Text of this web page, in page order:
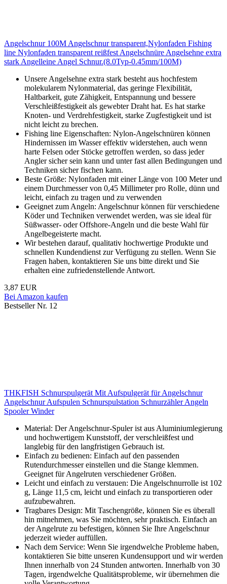
Angelschnur 100M Angelschnur transparent,Nylonfaden Fishing
line Nylonfaden transparent reißfest Angelschnüre Angelsehne extra
stark Angelleine Angel Schnur.(8.0Typ-0.45mm/100M)
Unsere Angelsehne extra stark besteht aus hochfestem
molekularem Nylonmaterial, das geringe Flexibilität,
Haltbarkeit, gute Zähigkeit, Entspannung und bessere
Verschleißfestigkeit als gewebter Draht hat. Es hat starke
Knoten- und Verdrehfestigkeit, starke Zugfestigkeit und ist
nicht leicht zu brechen.
Fishing line Eigenschaften: Nylon-Angelschnüren können
Hindernissen im Wasser effektiv widerstehen, auch wenn
harte Felsen oder Stöcke getroffen werden, so dass jeder
Angler sicher sein kann und unter fast allen Bedingungen und
Techniken sicher fischen kann.
Beste Größe: Nylonfaden mit einer Länge von 100 Meter und
einem Durchmesser von 0,45 Millimeter pro Rolle, dünn und
leicht, einfach zu tragen und zu verwenden
Geeignet zum Angeln: Angelschnur können für verschiedene
Köder und Techniken verwendet werden, was sie ideal für
Süßwasser- oder Offshore-Angeln und die beste Wahl für
Angelbegeisterte macht.
Wir bestehen darauf, qualitativ hochwertige Produkte und
schnellen Kundendienst zur Verfügung zu stellen. Wenn Sie
Fragen haben, kontaktieren Sie uns bitte direkt und Sie
erhalten eine zufriedenstellende Antwort.
3,87 EUR
Bei Amazon kaufen
Bestseller Nr. 12
THKFISH Schnurspulgerät Mit Aufspulgerät für Angelschnur
Angelschnur Aufspulen Schnurspulstation Schnurzähler Angeln
Spooler Winder
Material: Der Angelschnur-Spuler ist aus Aluminiumlegierung
und hochwertigem Kunststoff, der verschleißfest und
langlebig für den langfristigen Gebrauch ist.
Einfach zu bedienen: Einfach auf den passenden
Rutendurchmesser einstellen und die Stange klemmen.
Geeignet für Angelruten verschiedener Größen.
Leicht und einfach zu verstauen: Die Angelschnurrolle ist 102
g, Länge 11,5 cm, leicht und einfach zu transportieren oder
aufzubewahren.
Tragbares Design: Mit Taschengröße, können Sie es überall
hin mitnehmen, was Sie möchten, sehr praktisch. Einfach an
der Angelrute zu befestigen, können Sie Ihre Angelschnur
jederzeit wieder auffüllen.
Nach dem Service: Wenn Sie irgendwelche Probleme haben,
kontaktieren Sie bitte unseren Kundensupport und wir werden
Ihnen innerhalb von 24 Stunden antworten. Innerhalb von 30
Tagen, irgendwelche Qualitätsprobleme, wir übernehmen die